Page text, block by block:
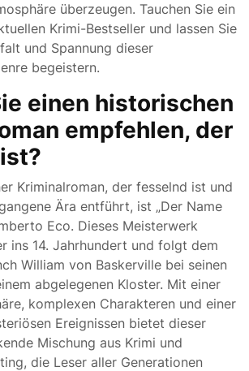
überzeugen. Tauchen Sie ein
Krimi-Bestseller und lassen Sie
und Spannung dieser
begeistern.
einen historischen
empfehlen, der
Kriminalroman, der fesselnd ist und
Ära entführt, ist „Der Name
Eco. Dieses Meisterwerk
ins 14. Jahrhundert und folgt dem
William von Baskerville bei seinen
abgelegenen Kloster. Mit einer
komplexen Charakteren und einer
Ereignissen bietet dieser
Mischung aus Krimi und
die Leser aller Generationen